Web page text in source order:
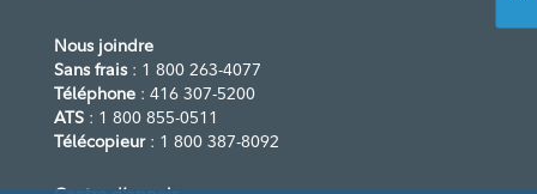
Nous joindre
Sans frais: 1 800 263-4077
Téléphone : 416 307-5200
ATS : 1 800 855-0511
Télécopieur: 1 800 387-8092